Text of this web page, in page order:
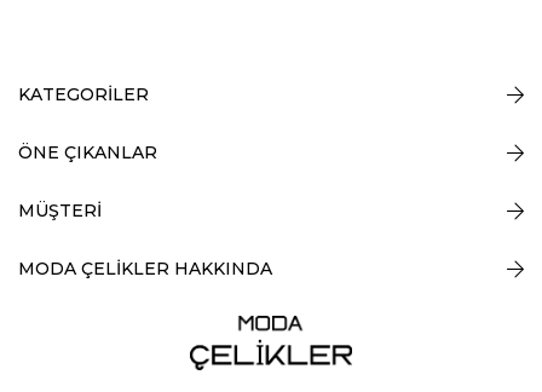
KATEGORİLER
ÖNE ÇIKANLAR
MÜŞTERİ
MODA ÇELİKLER HAKKINDA